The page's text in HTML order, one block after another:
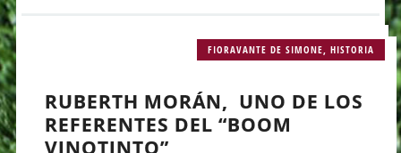
FIORAVANTE DE SIMONE ,HISTORIA
RUBERTH MORÁN, UNO DE LOS
REFERENTES DEL “BOOM
VINOTINTO”